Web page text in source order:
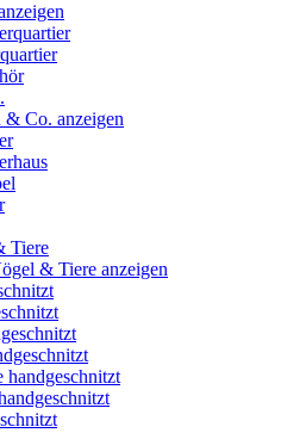
Co. anzeigen
Tiere
& Tiere anzeigen
handgeschnitzt